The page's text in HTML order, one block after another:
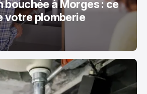
bouchée à Morges : ce
votre plomberie